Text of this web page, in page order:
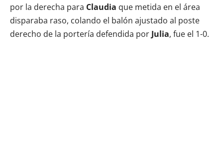
por la derecha para Claudia que metida en el área
disparaba raso, colando el balón ajustado al poste
derecho de la portería defendida por Julia, fue el 1-0.